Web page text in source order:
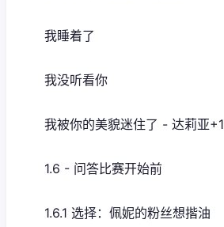
我睡着了
我没听看你
我被你的美貌迷住了 - 达莉亚+1
1.6 - 问答比赛开始前
1.6.1 选择：佩妮的粉丝想揩油